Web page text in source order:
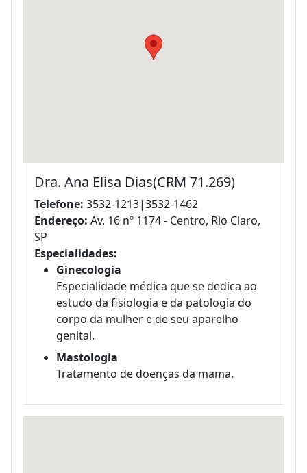
Dra. Ana Elisa Dias(CRM 71.269)
Telefone: 3532-1213|3532-1462
Endereço: Av. 16 nº 1174 - Centro, Rio Claro,
SP
Especialidades:
Ginecologia
Especialidade médica que se dedica ao
estudo da fisiologia e da patologia do
corpo da mulher e de seu aparelho
genital.
Mastologia
Tratamento de doenças da mama.